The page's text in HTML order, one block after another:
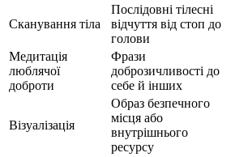
Сканування тіла
Послідовні тілесні
відчуття від стоп до
голови
Медитація
люблячої
доброти
Фрази
доброзичливості до
себе й інших
Візуалізація
Образ безпечного
місця або
внутрішнього
ресурсу